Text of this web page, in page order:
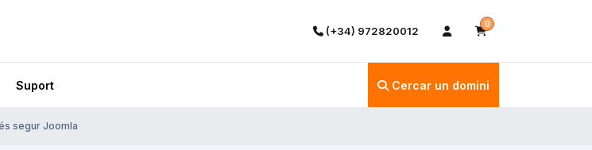
(+34) 972820012
0
Suport Cercar un domini
segur Joomla